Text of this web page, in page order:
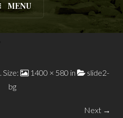
MENU
. Size: 1400 × 580 in
slide2-
bg
Next →